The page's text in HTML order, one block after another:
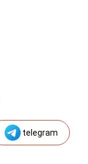
telegram